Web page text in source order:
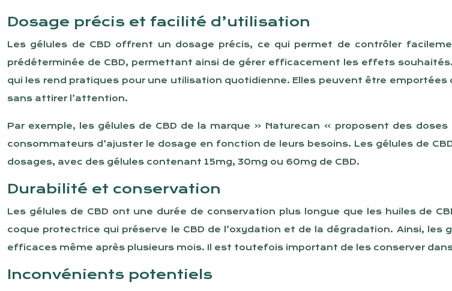
Dosage précis et facilité d’utilisation
Les gélules de CBD offrent un dosage précis, ce qui permet de contrôler
prédéterminée de CBD, permettant ainsi de gérer efficacement les effets
qui les rend pratiques pour une utilisation quotidienne. Elles peuvent être
sans attirer l’attention.
Par exemple, les gélules de CBD de la marque « Naturecan » proposent des
consommateurs d’ajuster le dosage en fonction de leurs besoins. Les gélules de
dosages, avec des gélules contenant 15mg, 30mg ou 60mg de CBD.
Durabilité et conservation
Les gélules de CBD ont une durée de conservation plus longue que les huiles de
coque protectrice qui préserve le CBD de l’oxydation et de la dégradation. Ainsi,
efficaces même après plusieurs mois. Il est toutefois important de les conserver
Inconvénients potentiels